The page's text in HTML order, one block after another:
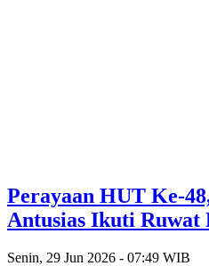
Perayaan HUT Ke-
Antusias Ikuti
Senin, 29 Jun 2026 - 07:49 WIB